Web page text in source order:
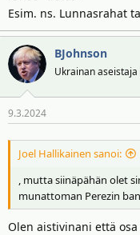
Esim. ns. Lunnasrahat
BJohnson
Ukrainan
9.3.2024
Joel Hallikainen sanoi:
, mutta siinäpähän olet
munattoman Perezin
Olen aistivinani että